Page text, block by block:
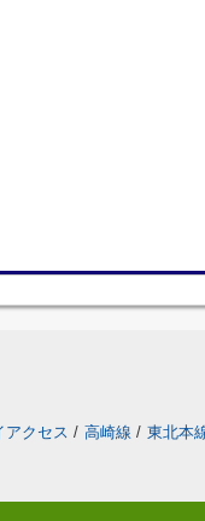
アクセス / 高崎線 / 東北本